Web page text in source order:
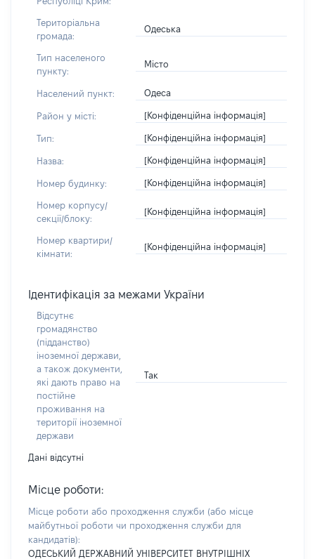
Територіальна
громада:
Одеська
Тип населеного
пункту:
Місто
Населений пункт: Одеса
Район у місті: [Конфіденційна інформація]
Тип: [Конфіденційна інформація]
Назва: [Конфіденційна інформація]
Номер будинку: [Конфіденційна інформація]
Номер корпусу/
секції/блоку:
[Конфіденційна інформація]
Номер квартири/
кімнати:
[Конфіденційна інформація]
Ідентифікація за межами України
Відсутнє
громадянство
(підданство)
іноземної держави,
а також документи,
які дають право на
постійне
проживання на
території іноземної
держави
Так
Дані відсутні
Місце роботи:
Місце роботи або проходження служби (або місце
майбутньої роботи чи проходження служби для
кандидатів):
ОДЕСЬКИЙ ДЕРЖАВНИЙ УНІВЕРСИТЕТ ВНУТРІШНІХ